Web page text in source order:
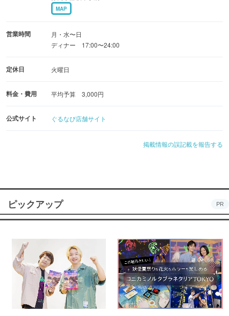
合わせください♪
MAP
営業時間
月・水〜日
ディナー 17:00〜24:00
定休日 火曜日
料金・費用 平均予算 3,000円
公式サイト ぐるなび店舗サイト
掲載情報の誤記載を報告する
ピックアップ PR